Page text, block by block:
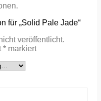
für „Solid Pale Jade“
veröffentlicht.
* markiert